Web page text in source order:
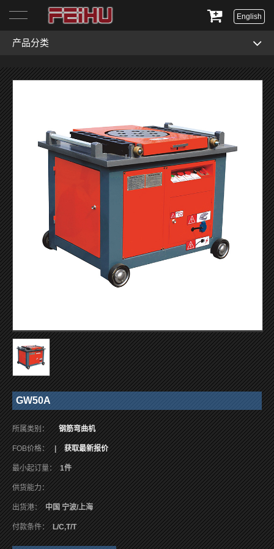
English
产品分类
GW50A
所属类别： 钢筋弯曲机
FOB价格： | 获取最新报价
最小起订量： 1件
供货能力：
出货港： 中国 宁波/上海
付款条件： L/C,T/T
首页
关于我们
服务与支持
新闻资讯
联系我们